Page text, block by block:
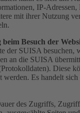
IP-
mit ihrer Nutzung
Besuch der
der SUISA besuchen,
an die SUISA
Diese
werden. Es handelt sich
des Zugriffs,